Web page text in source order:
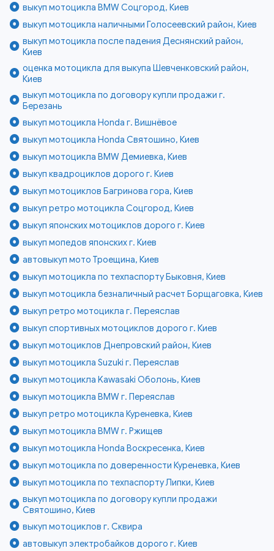
выкуп мотоцикла BMW Соцгород, Киев
выкуп мотоцикла наличными Голосеевский район, Киев
выкуп мотоцикла после падения Деснянский район,
Киев
оценка мотоцикла для выкупа Шевченковский район,
Киев
выкуп мотоцикла по договору купли продажи г.
Березань
выкуп мотоцикла Honda г. Вишнёвое
выкуп мотоцикла Honda Святошино, Киев
выкуп мотоцикла BMW Демиевка, Киев
выкуп квадроциклов дорого г. Киев
выкуп мотоциклов Багринова гора, Киев
выкуп ретро мотоцикла Соцгород, Киев
выкуп японских мотоциклов дорого г. Киев
выкуп мопедов японских г. Киев
автовыкуп мото Троещина, Киев
выкуп мотоцикла по техпаспорту Быковня, Киев
выкуп мотоцикла безналичный расчет Борщаговка, Киев
выкуп ретро мотоцикла г. Переяслав
выкуп спортивных мотоциклов дорого г. Киев
выкуп мотоциклов Днепровский район, Киев
выкуп мотоцикла Suzuki г. Переяслав
выкуп мотоцикла Kawasaki Оболонь, Киев
выкуп мотоцикла BMW г. Переяслав
выкуп ретро мотоцикла Куреневка, Киев
выкуп мотоцикла BMW г. Ржищев
выкуп мотоцикла Honda Воскресенка, Киев
выкуп мотоцикла по доверенности Куреневка, Киев
выкуп мотоцикла по техпаспорту Липки, Киев
выкуп мотоцикла по договору купли продажи
Святошино, Киев
выкуп мотоциклов г. Сквира
автовыкуп электробайков дорого г. Киев